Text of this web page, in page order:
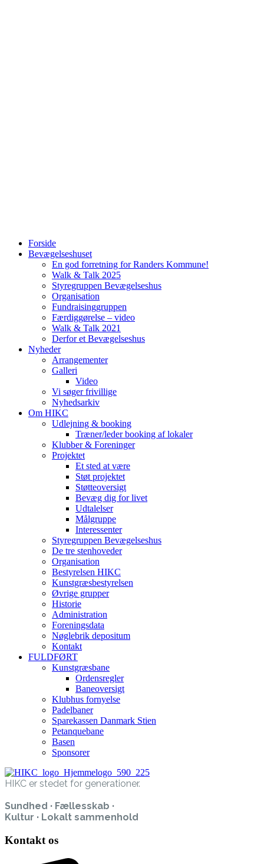
Forside
Bevægelseshuset
En god forretning for Randers Kommune!
Walk & Talk 2025
Styregruppen Bevægelseshus
Organisation
Fundraisinggruppen
Færdiggørelse – video
Walk & Talk 2021
Derfor et Bevægelseshus
Nyheder
Arrangementer
Galleri
Video
Vi søger frivillige
Nyhedsarkiv
Om HIKC
Udlejning & booking
Træner/leder booking af lokaler
Klubber & Foreninger
Projektet
Et sted at være
Støt projektet
Støtteoversigt
Bevæg dig for livet
Udtalelser
Målgruppe
Interessenter
Styregruppen Bevægelseshus
De tre stenhoveder
Organisation
Bestyrelsen HIKC
Kunstgræsbestyrelsen
Øvrige grupper
Historie
Administration
Foreningsdata
Nøglebrik depositum
Kontakt
FULDFØRT
Kunstgræsbane
Ordensregler
Baneoversigt
Klubhus fornyelse
Padelbaner
Sparekassen Danmark Stien
Petanquebane
Basen
Sponsorer
HIKC er stedet for generationer.
Sundhed · Fællesskab ·
Kultur · Lokalt sammenhold
Kontakt os